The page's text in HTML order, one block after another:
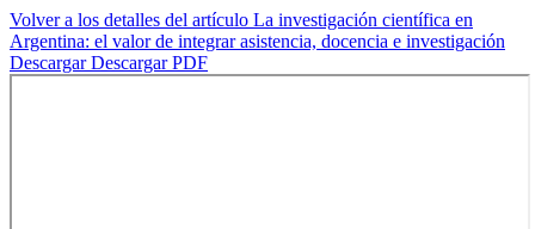
Volver a los detalles del artículo La investigación científica en
Argentina: el valor de integrar asistencia, docencia e investigación
DescargarDescargar PDF